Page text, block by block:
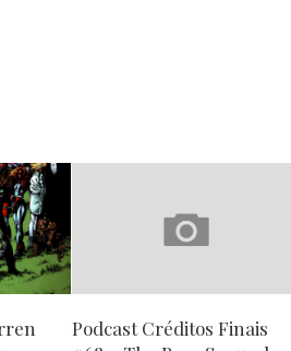
Podcast Créditos Finais